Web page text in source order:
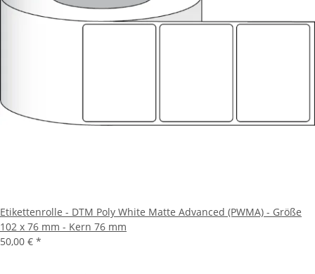
Etikettenrolle - DTM Poly White Matte Advanced (PWMA) - Größe
102 x 76 mm - Kern 76 mm
50,00 € *